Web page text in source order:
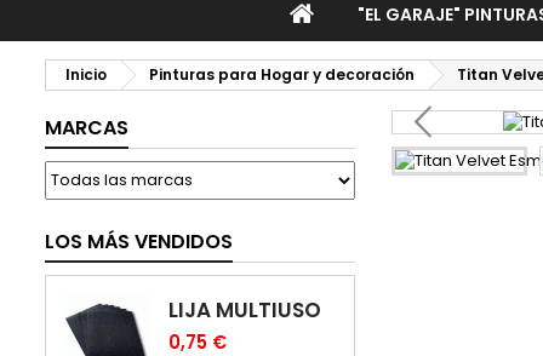
INICIO"EL GARAJE"
Inicio Pinturas para Hogar y decoración Titan
MARCAS
LOS MÁS VENDIDOS
LIJA MULTIUSO
0,75 €